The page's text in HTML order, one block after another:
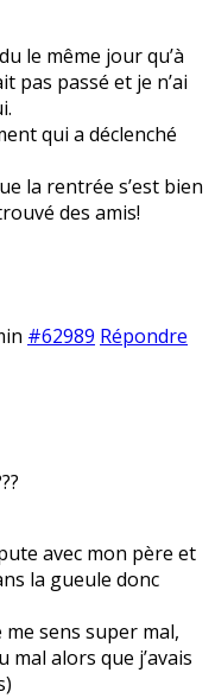
le même jour qu’à
pas passé et je n’ai
qui a déclenché
la rentrée s’est bien
des amis!
#62989 Répondre
avec mon père et
la gueule donc
sens super mal,
mal alors que j’avais